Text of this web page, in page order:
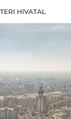
HIVATAL